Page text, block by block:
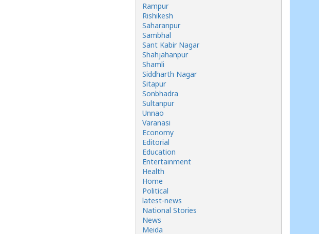
Rampur
Rishikesh
Saharanpur
Sambhal
Sant Kabir Nagar
Shahjahanpur
Shamli
Siddharth Nagar
Sitapur
Sonbhadra
Sultanpur
Unnao
Varanasi
Economy
Editorial
Education
Entertainment
Health
Home
Political
latest-news
National Stories
News
Meida